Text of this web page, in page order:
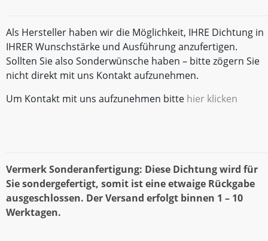
Als Hersteller haben wir die Möglichkeit, IHRE Dichtung in
IHRER Wunschstärke und Ausführung anzufertigen.
Sollten Sie also Sonderwünsche haben – bitte zögern Sie
nicht direkt mit uns Kontakt aufzunehmen.
Um Kontakt mit uns aufzunehmen bitte hier klicken
Vermerk Sonderanfertigung: Diese Dichtung wird für
Sie sondergefertigt, somit ist eine etwaige Rückgabe
ausgeschlossen. Der Versand erfolgt binnen 1 – 10
Werktagen.